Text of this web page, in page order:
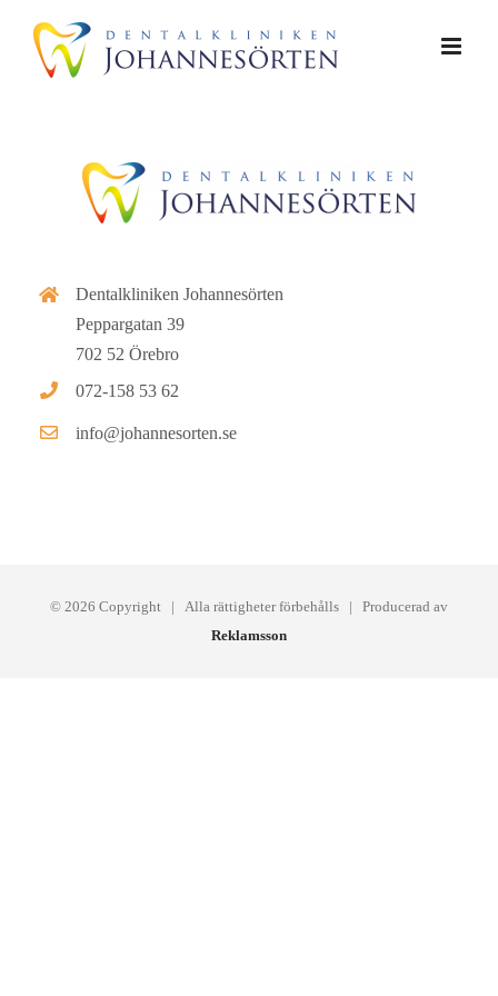
innehållet
Dentalkliniken Johannesörten
Peppargatan 39
702 52 Örebro
072-158 53 62
info@johannesorten.se
© 2026 Copyright | Alla rättigheter förbehålls | Producerad av
Reklamsson